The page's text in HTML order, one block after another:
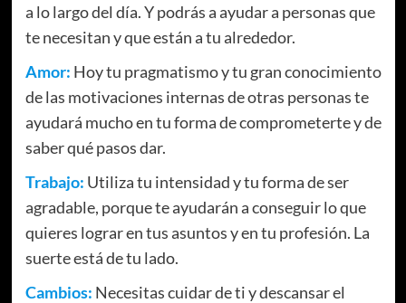
a lo largo del día. Y podrás a ayudar a personas que
te necesitan y que están a tu alrededor.
Amor: Hoy tu pragmatismo y tu gran conocimiento
de las motivaciones internas de otras personas te
ayudará mucho en tu forma de comprometerte y de
saber qué pasos dar.
Trabajo: Utiliza tu intensidad y tu forma de ser
agradable, porque te ayudarán a conseguir lo que
quieres lograr en tus asuntos y en tu profesión. La
suerte está de tu lado.
Cambios: Necesitas cuidar de ti y descansar el